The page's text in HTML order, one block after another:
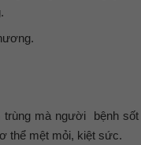
trùng mà người bệnh sốt
thể mệt mỏi, kiệt sức.